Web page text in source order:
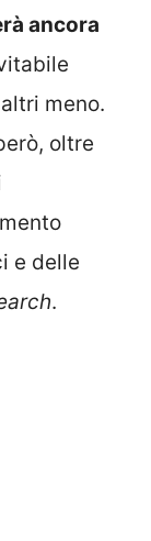
ancora
meno.
oltre
e delle
.